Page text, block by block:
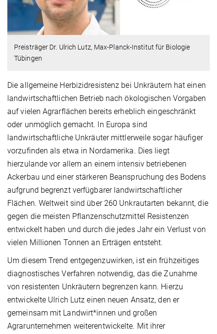
Preisträger Dr. Ulrich Lutz, Max-Planck-Institut für Biologie
Tübingen
Die allgemeine Herbizidresistenz bei Unkräutern hat einen
landwirtschaftlichen Betrieb nach ökologischen Vorgaben
auf vielen Agrarflächen bereits erheblich eingeschränkt
oder unmöglich gemacht. In Europa sind
landwirtschaftliche Unkräuter mittlerweile sogar häufiger
vorzufinden als etwa in Nordamerika. Dies liegt
hierzulande vor allem an einem intensiv betriebenen
Ackerbau und einer stärkeren Beanspruchung des Bodens
aufgrund begrenzt verfügbarer landwirtschaftlicher
Flächen. Weltweit sind über 260 Unkrautarten bekannt, die
gegen die meisten Pflanzenschutzmittel Resistenzen
entwickelt haben und durch die jedes Jahr ein Verlust von
vielen Millionen Tonnen an Erträgen entsteht.
Um diesem Trend entgegenzuwirken, ist ein frühzeitiges
diagnostisches Verfahren notwendig, das die Zunahme
von resistenten Unkräutern begrenzen kann. Hierzu
entwickelte Ulrich Lutz einen neuen Ansatz, den er
gemeinsam mit Landwirt*innen und großen
Agrarunternehmen weiterentwickelte. Mit ihrer